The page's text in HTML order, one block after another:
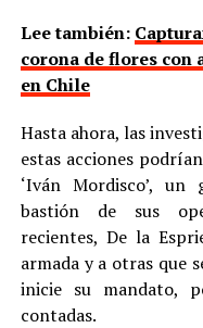
Lee también:
corona de flores con
en Chile
Hasta ahora, las
estas acciones
‘Iván Mordisco’,
bastión de sus
recientes, De la
armada y a otras que
inicie su mandato,
contadas.